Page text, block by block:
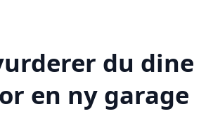
du dine
en ny garage